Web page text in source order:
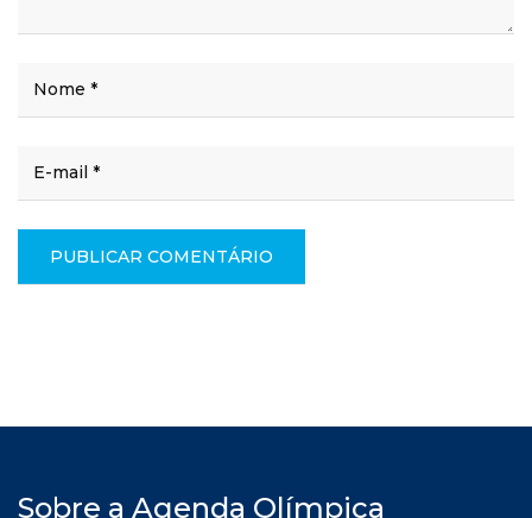
Sobre a Agenda Olímpica